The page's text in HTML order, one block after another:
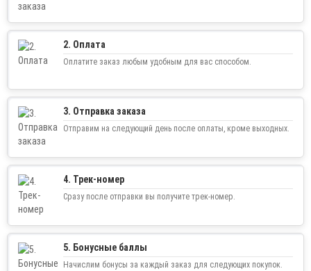
2. Оплата
Оплатите заказ любым удобным для вас способом.
3. Отправка заказа
Отправим на следующий день после оплаты, кроме выходных.
4. Трек-номер
Сразу после отправки вы получите трек-номер.
5. Бонусные баллы
Начислим бонусы за каждый заказ для следующих покупок.